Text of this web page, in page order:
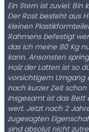
Ein Stern ist zuviel.
Der Rost besteht aus
kleinen
Rahmens befestigt
das ich meine 80 Kg
kann. Ansonsten
Holz der Latten ist so
vorsichtigem Umgang
nach kurzer Zeit
Insgesamt ist das
wert. Jetzt nach 2
zugesagten
sind absolut nicht